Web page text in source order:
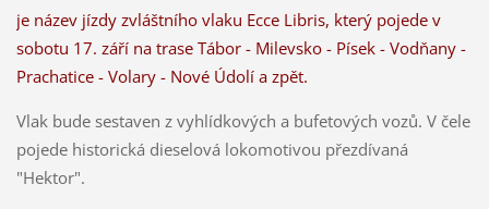
je název jízdy zvláštního vlaku Ecce Libris, který pojede v
sobotu 17. září na trase Tábor - Milevsko - Písek - Vodňany -
Prachatice - Volary - Nové Údolí a zpět.
Vlak bude sestaven z vyhlídkových a bufetových vozů. V čele
pojede historická dieselová lokomotivou přezdívaná
"Hektor".